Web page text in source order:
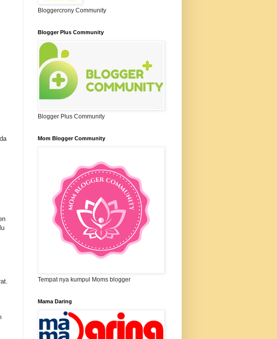
Bloggercrony Community
Blogger Plus Community
Blogger Plus Community
Mom Blogger Community
Tempat nya kumpul Moms blogger
Mama Daring